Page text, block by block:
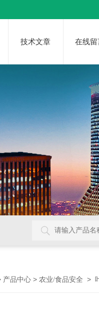
技术文章 在线留
产品中心 > 农业/食品安全 >